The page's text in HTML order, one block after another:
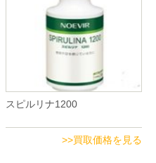
スピルリナ1200
>>買取価格を見る